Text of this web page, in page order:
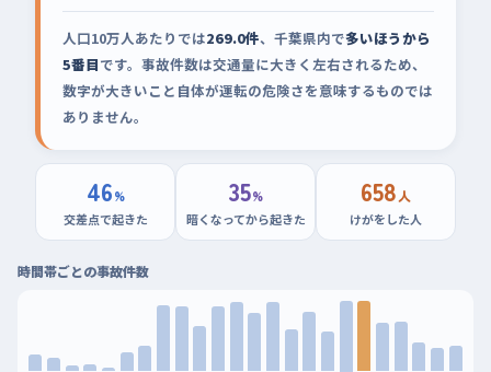
人口10万人あたりでは269.0件、千葉県内で多いほうから
5番目です。事故件数は交通量に大きく左右されるため、
数字が大きいこと自体が運転の危険さを意味するものでは
ありません。
46%
交差点で起きた
35%
暗くなってから起きた
658人
けがをした人
時間帯ごとの事故件数